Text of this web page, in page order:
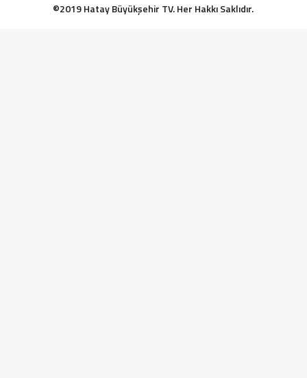
©2019 Hatay Büyükşehir TV. Her Hakkı Saklıdır.